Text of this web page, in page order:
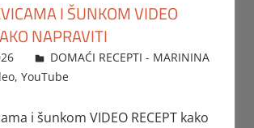
I ŠUNKOM VIDEO
NAPRAVITI
FTorgAdmin
DOMAĆI RECEPTI - MARININA
, YouTube
i šunkom VIDEO RECEPT kako